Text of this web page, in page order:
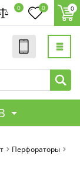
0 0 0
Перфораторы